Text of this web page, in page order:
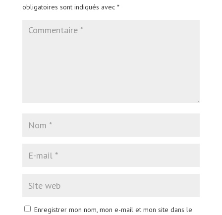
obligatoires sont indiqués avec *
Enregistrer mon nom, mon e-mail et mon site dans le